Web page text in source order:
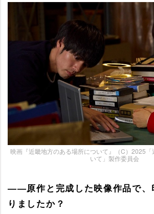
映画『近畿地方のある場所について』（C）2025
いて」製作委員会
――原作と完成した映像作品で、
りましたか？